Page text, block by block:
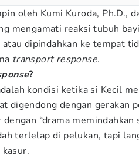
oleh Kumi Kuroda, Ph.D.,
mengamati reaksi tubuh
dipindahkan ke tempat
transport response.
?
kondisi ketika si Kecil
digendong dengan gerakan
“drama
terlelap di pelukan, tapi